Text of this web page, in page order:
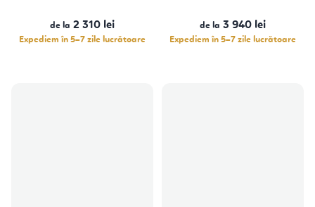
de la 2 310 lei
Expediem în 5–7 zile lucrătoare
de la 3 940 lei
Expediem în 5–7 zile lucrătoare